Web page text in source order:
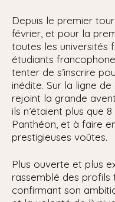
Depuis le premier
février, et pour la
toutes les universités
étudiants
tenter de s’inscrire
inédite. Sur la ligne
rejoint la grande
ils n’étaient plus que
Panthéon, et à faire
prestigieuses voûtes.
Plus ouverte et plus
rassemblé des profils
confirmant son